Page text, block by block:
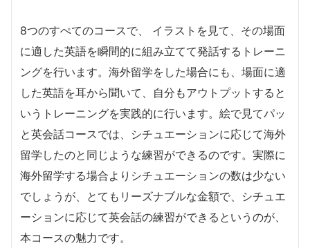
8つのすぺてのコースで、 イラストを見て、その場面
に適した英語を瞬間的に組み立てて発話するトレーニ
ングを行います。海外留学をした場合にも、場面に適
した英語を耳から聞いて、自分もアウトプットすると
いうトレーニングを実践的に行います。絵で見てパッ
と英会話コースでは、シチュエーションに応じて海外
留学したのと同じような練習ができるのです。実際に
海外留学する場合よりシチュエーションの数は少ない
でしょうが、とてもリーズナブルな金額で、シチュエ
ーションに応じて英会話の練習ができるというのが、
本コースの魅力です。